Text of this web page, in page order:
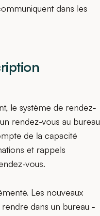
dans les
le système de rendez-
rendez-vous au bureau
de la capacité
et rappels
vous.
Les nouveaux
dans un bureau -